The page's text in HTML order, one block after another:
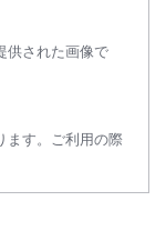
供された画像で
ます。ご利用の際